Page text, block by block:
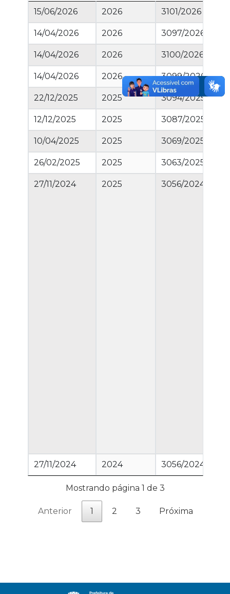
15/06/2026 2026 3101/2026
14/04/2026 2026 3097/2026
14/04/2026 2026 3100/2026
14/04/2026 2026 3099/2026
22/12/2025 2025 3094/2025
12/12/2025 2025 3087/2025
10/04/2025 2025 3069/2025
26/02/2025 2025 3063/2025
27/11/2024 2025 3056/2024
27/11/2024 2024 3056/2024
Mostrando página 1 de 3
Anterior 1 2 3 Próxima